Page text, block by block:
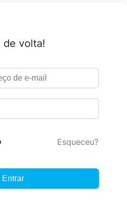
de volta!
Esqueceu?
Entrar